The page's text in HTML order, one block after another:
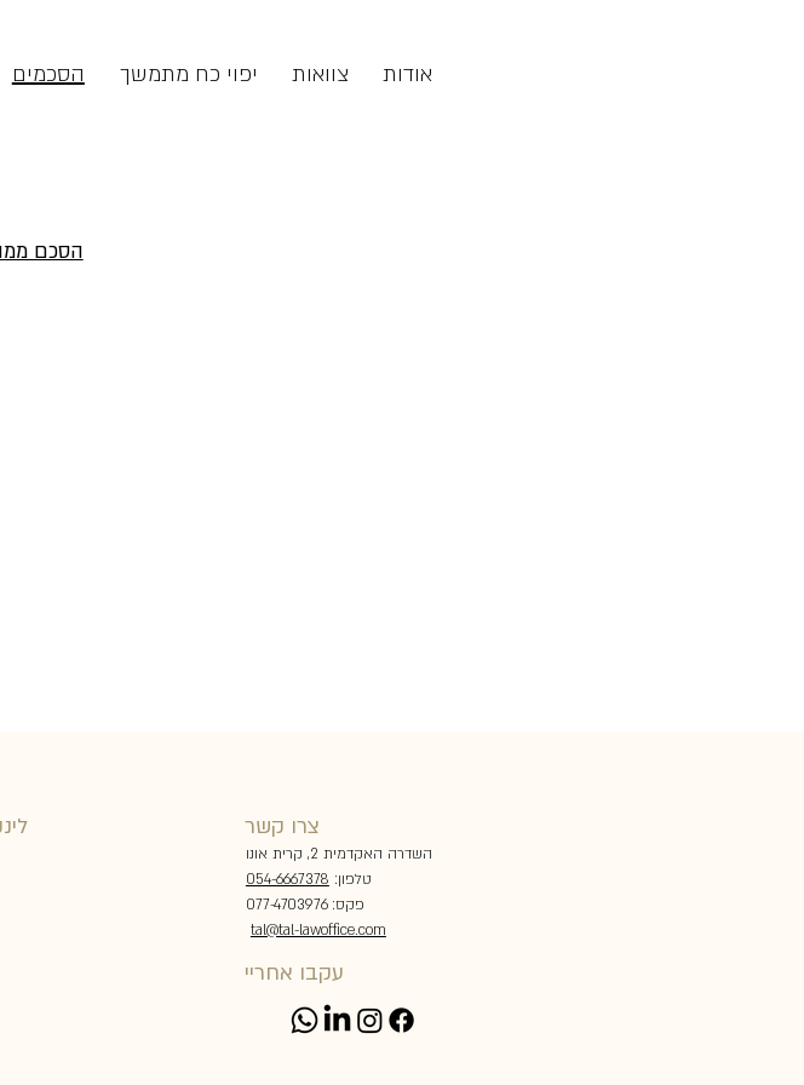
הסכמים יפוי כח מתמשך צוואות אודות
הסכם
צרו קשר
השדרה האקדמית 2, קרית אונו
טלפון: 054-6667378
פקס: 077-4703976
tal@tal-lawoffice.com
עקבו אחריי